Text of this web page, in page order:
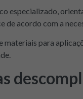
especializado,
acordo com a
para